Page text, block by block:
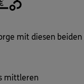
mit diesen beiden
mittleren